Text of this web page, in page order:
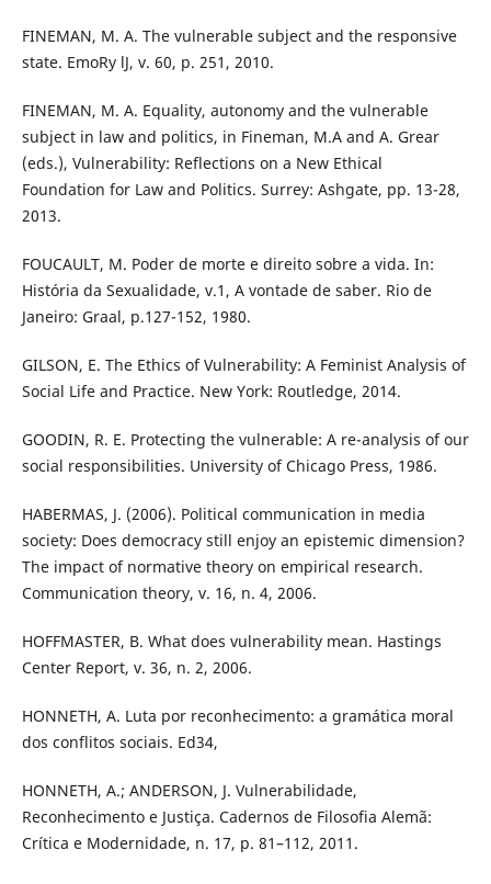
FINEMAN, M. A. The vulnerable subject and the responsive
state. EmoRy lJ, v. 60, p. 251, 2010.
FINEMAN, M. A. Equality, autonomy and the vulnerable
subject in law and politics, in Fineman, M.A and A. Grear
(eds.), Vulnerability: Reflections on a New Ethical
Foundation for Law and Politics. Surrey: Ashgate, pp. 13-28,
2013.
FOUCAULT, M. Poder de morte e direito sobre a vida. In:
História da Sexualidade, v.1, A vontade de saber. Rio de
Janeiro: Graal, p.127-152, 1980.
GILSON, E. The Ethics of Vulnerability: A Feminist Analysis of
Social Life and Practice. New York: Routledge, 2014.
GOODIN, R. E. Protecting the vulnerable: A re-analysis of our
social responsibilities. University of Chicago Press, 1986.
HABERMAS, J. (2006). Political communication in media
society: Does democracy still enjoy an epistemic dimension?
The impact of normative theory on empirical research.
Communication theory, v. 16, n. 4, 2006.
HOFFMASTER, B. What does vulnerability mean. Hastings
Center Report, v. 36, n. 2, 2006.
HONNETH, A. Luta por reconhecimento: a gramática moral
dos conflitos sociais. Ed34,
HONNETH, A.; ANDERSON, J. Vulnerabilidade,
Reconhecimento e Justiça. Cadernos de Filosofia Alemã:
Crítica e Modernidade, n. 17, p. 81–112, 2011.